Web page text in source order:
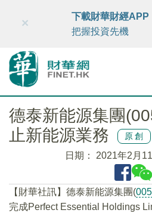
財華智庫網 FINTV
×
下載財華財經APP
把握投資先機
德泰新能源集團
止新能源業務
原創
日期： 2021年2月
【財華社訊】德泰新能源集團(
完成Perfect Essential Holdings